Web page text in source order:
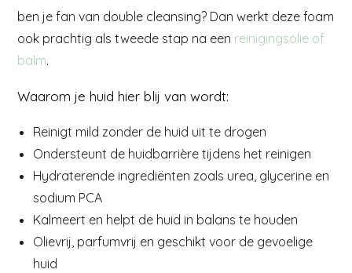
ben je fan van double cleansing? Dan werkt deze foam
ook prachtig als tweede stap na een reinigingsolie of
balm.
Waarom je huid hier blij van wordt:
Reinigt mild zonder de huid uit te drogen
Ondersteunt de huidbarrière tijdens het reinigen
Hydraterende ingrediënten zoals urea, glycerine en
sodium PCA
Kalmeert en helpt de huid in balans te houden
Olievrij, parfumvrij en geschikt voor de gevoelige
huid